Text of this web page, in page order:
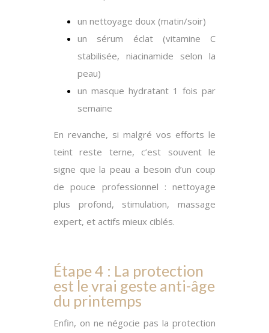
un nettoyage doux (matin/soir)
un sérum éclat (vitamine C
stabilisée, niacinamide selon la
peau)
un masque hydratant 1 fois par
semaine
En revanche, si malgré vos efforts le
teint reste terne, c’est souvent le
signe que la peau a besoin d’un coup
de pouce professionnel : nettoyage
plus profond, stimulation, massage
expert, et actifs mieux ciblés.
Étape 4 : La protection
est le vrai geste anti-âge
du printemps
Enfin, on ne négocie pas la protection